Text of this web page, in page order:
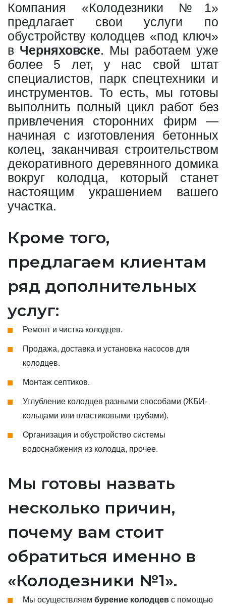
Компания «Колодезники №1»
предлагает свои услуги по
обустройству колодцев «под ключ»
в Черняховске. Мы работаем уже
более 5 лет, у нас свой штат
специалистов, парк спецтехники и
инструментов. То есть, мы готовы
выполнить полный цикл работ без
привлечения сторонних фирм —
начиная с изготовления бетонных
колец, заканчивая строительством
декоративного деревянного домика
вокруг колодца, который станет
настоящим украшением вашего
участка.
Кроме того,
предлагаем клиентам
ряд дополнительных
услуг:
Ремонт и чистка колодцев.
Продажа, доставка и установка насосов для
колодцев.
Монтаж септиков.
Углубление колодцев разными способами (ЖБИ-
кольцами или пластиковыми трубами).
Организация и обустройство системы
водоснабжения из колодца, прочее.
Мы готовы назвать
несколько причин,
почему вам стоит
обратиться именно в
«Колодезники №1».
Мы осуществляем бурение колодцев с помощью